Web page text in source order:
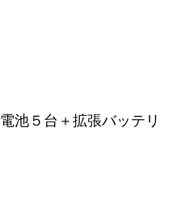
池５台＋拡張バッテリ